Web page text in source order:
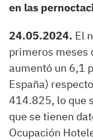
en las
24.05.2024. El
primeros meses
aumentó un 6,1
España)
414.825, lo que
que se tienen
Ocupación